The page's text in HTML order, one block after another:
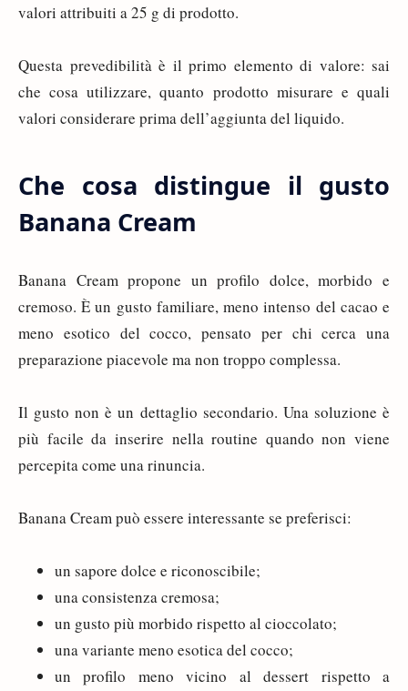
valori attribuiti a 25 g di prodotto.
Questa prevedibilità è il primo elemento di valore: sai
che cosa utilizzare, quanto prodotto misurare e quali
valori considerare prima dell’aggiunta del liquido.
Che cosa distingue il gusto
Banana Cream
Banana Cream propone un profilo dolce, morbido e
cremoso. È un gusto familiare, meno intenso del cacao e
meno esotico del cocco, pensato per chi cerca una
preparazione piacevole ma non troppo complessa.
Il gusto non è un dettaglio secondario. Una soluzione è
più facile da inserire nella routine quando non viene
percepita come una rinuncia.
Banana Cream può essere interessante se preferisci:
un sapore dolce e riconoscibile;
una consistenza cremosa;
un gusto più morbido rispetto al cioccolato;
una variante meno esotica del cocco;
un profilo meno vicino al dessert rispetto a